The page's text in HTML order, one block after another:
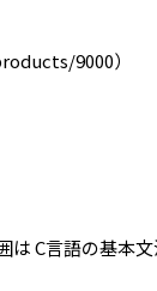
9000）
C言語の基本文